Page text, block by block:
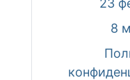
23
8